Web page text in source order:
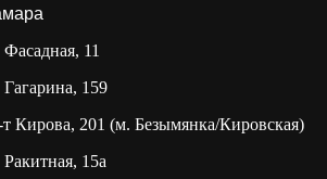
Фасадная, 11
Гагарина, 159
Кирова, 201 (м. Безымянка/Кировская)
Ракитная, 15а